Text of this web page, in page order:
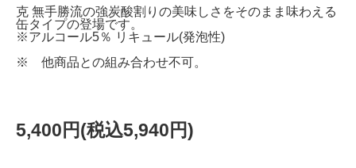
克 無手勝流の強炭酸割りの美味しさをそのまま味わえる
缶タイプの登場です。
※アルコール5％ リキュール(発泡性)
※ 他商品との組み合わせ不可。
5,400円(税込5,940円)